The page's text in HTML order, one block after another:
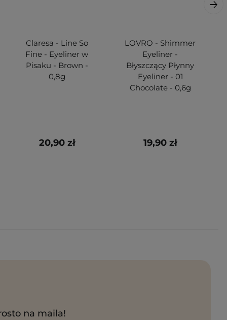
Claresa - Line So
Fine - Eyeliner w
Pisaku - Brown -
0,8g
20,90 zł
LOVRO - Shimmer
Eyeliner -
Błyszczący Płynny
Eyeliner - 01
Chocolate - 0,6g
19,90 zł
na maila!